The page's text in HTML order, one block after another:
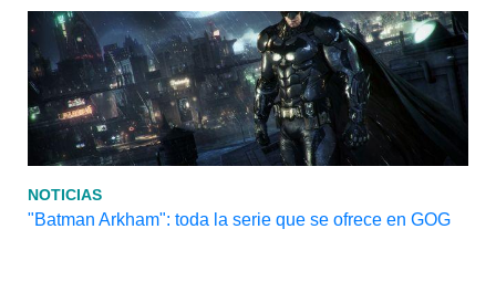
NOTICIAS
"Batman Arkham": toda la serie que se ofrece en GOG